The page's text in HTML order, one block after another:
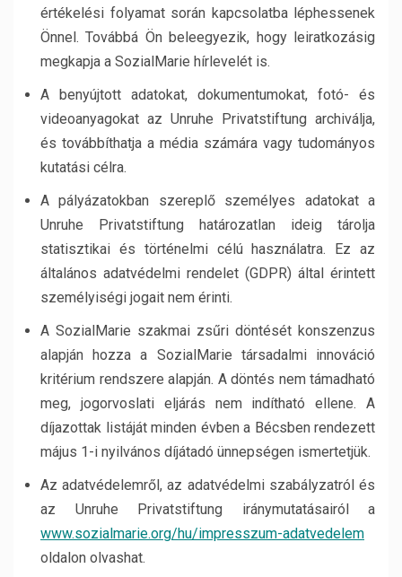
értékelési folyamat során kapcsolatba léphessenek
Önnel. Továbbá Ön beleegyezik, hogy leiratkozásig
megkapja a SozialMarie hírlevelét is.
A benyújtott adatokat, dokumentumokat, fotó- és
videoanyagokat az Unruhe Privatstiftung archiválja,
és továbbíthatja a média számára vagy tudományos
kutatási célra.
A pályázatokban szereplő személyes adatokat a
Unruhe Privatstiftung határozatlan ideig tárolja
statisztikai és történelmi célú használatra. Ez az
általános adatvédelmi rendelet (GDPR) által érintett
személyiségi jogait nem érinti.
A SozialMarie szakmai zsűri döntését konszenzus
alapján hozza a SozialMarie társadalmi innováció
kritérium rendszere alapján. A döntés nem támadható
meg, jogorvoslati eljárás nem indítható ellene. A
díjazottak listáját minden évben a Bécsben rendezett
május 1-i nyilvános díjátadó ünnepségen ismertetjük.
Az adatvédelemről, az adatvédelmi szabályzatról és
az Unruhe Privatstiftung iránymutatásairól a
www.sozialmarie.org/hu/impresszum-adatvedelem
oldalon olvashat.